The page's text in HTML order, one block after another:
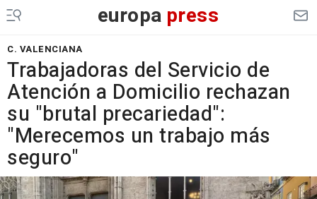
europa press
C. VALENCIANA
Trabajadoras del Servicio de
Atención a Domicilio rechazan
su "brutal precariedad":
"Merecemos un trabajo más
seguro"